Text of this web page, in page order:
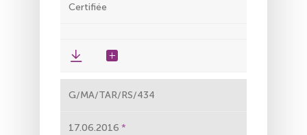
Certifiée
G/MA/TAR/RS/434
17.06.2016